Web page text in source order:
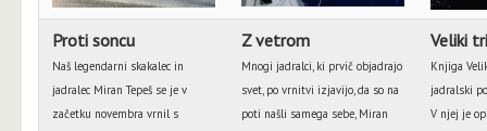
Proti soncu
Naš legendarni skakalec in
jadralec Miran Tepeš se je v
začetku novembra vrnil s
Z vetrom
Mnogi jadralci, ki prvič objadrajo
svet, po vrnitvi izjavijo, da so na
poti našli samega sebe, Miran
Veliki
Knjiga
jadralski
V njej je